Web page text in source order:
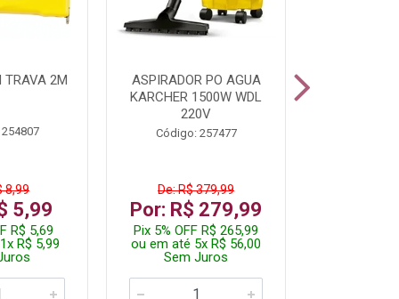
TRAVA 2M
8,99
5,99
R$ 5,69
R$ 5,99
ASPIRADOR PO AGUA
KARCHER 1500W WDL
220V
Código: 257477
De: R$ 379,99
Por: R$ 279,99
Pix 5% OFF R$ 265,99
ou em até 5x R$ 56,00
Sem Juros